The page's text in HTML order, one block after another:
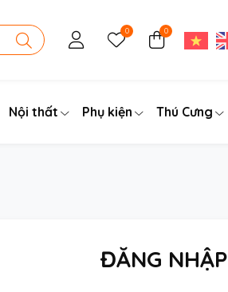
0 0
Nội thất Phụ kiện Thú Cưng
ĐĂNG NHẬP